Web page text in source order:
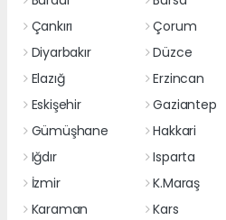
Çankırı
Çorum
Diyarbakır
Düzce
Elazığ
Erzincan
Eskişehir
Gaziantep
Gümüşhane
Hakkari
Iğdır
Isparta
İzmir
K.Maraş
Karaman
Kars